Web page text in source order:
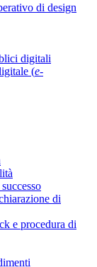
di design
digitali
(e-
di
e procedura di